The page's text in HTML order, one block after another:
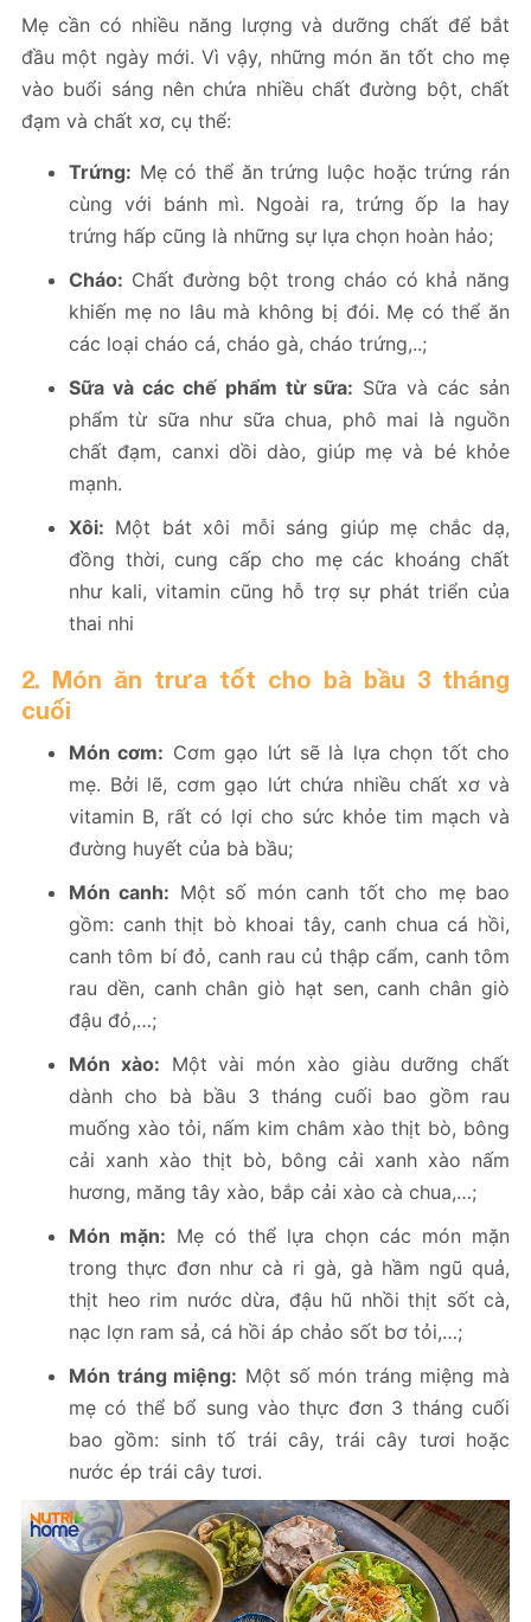
Mẹ cần có nhiều năng lượng và dưỡng chất để bắt
đầu một ngày mới. Vì vậy, những món ăn tốt cho mẹ
vào buổi sáng nên chứa nhiều chất đường bột, chất
đạm và chất xơ, cụ thể:
Trứng: Mẹ có thể ăn trứng luộc hoặc trứng rán
cùng với bánh mì. Ngoài ra, trứng ốp la hay
trứng hấp cũng là những sự lựa chọn hoàn hảo;
Cháo: Chất đường bột trong cháo có khả năng
khiến mẹ no lâu mà không bị đói. Mẹ có thể ăn
các loại cháo cá, cháo gà, cháo trứng,..;
Sữa và các chế phẩm từ sữa: Sữa và các sản
phẩm từ sữa như sữa chua, phô mai là nguồn
chất đạm, canxi dồi dào, giúp mẹ và bé khỏe
mạnh.
Xôi: Một bát xôi mỗi sáng giúp mẹ chắc dạ,
đồng thời, cung cấp cho mẹ các khoáng chất
như kali, vitamin cũng hỗ trợ sự phát triển của
thai nhi
2. Món ăn trưa tốt cho bà bầu 3 tháng
cuối
Món cơm: Cơm gạo lứt sẽ là lựa chọn tốt cho
mẹ. Bởi lẽ, cơm gạo lứt chứa nhiều chất xơ và
vitamin B, rất có lợi cho sức khỏe tim mạch và
đường huyết của bà bầu;
Món canh: Một số món canh tốt cho mẹ bao
gồm: canh thịt bò khoai tây, canh chua cá hồi,
canh tôm bí đỏ, canh rau củ thập cẩm, canh tôm
rau dền, canh chân giò hạt sen, canh chân giò
đậu đỏ,…;
Món xào: Một vài món xào giàu dưỡng chất
dành cho bà bầu 3 tháng cuối bao gồm rau
muống xào tỏi, nấm kim châm xào thịt bò, bông
cải xanh xào thịt bò, bông cải xanh xào nấm
hương, măng tây xào, bắp cải xào cà chua,…;
Món mặn: Mẹ có thể lựa chọn các món mặn
trong thực đơn như cà ri gà, gà hầm ngũ quả,
thịt heo rim nước dừa, đậu hũ nhồi thịt sốt cà,
nạc lợn ram sả, cá hồi áp chảo sốt bơ tỏi,…;
Món tráng miệng: Một số món tráng miệng mà
mẹ có thể bổ sung vào thực đơn 3 tháng cuối
bao gồm: sinh tố trái cây, trái cây tươi hoặc
nước ép trái cây tươi.